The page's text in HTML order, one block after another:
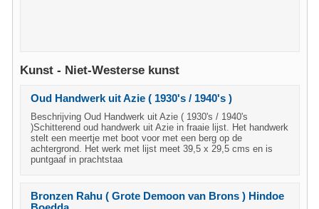
Kunst - Niet-Westerse kunst
Oud Handwerk uit Azie ( 1930's / 1940's )
Beschrijving Oud Handwerk uit Azie ( 1930's / 1940's
)Schitterend oud handwerk uit Azie in fraaie lijst. Het handwerk
stelt een meertje met boot voor met een berg op de
achtergrond. Het werk met lijst meet 39,5 x 29,5 cms en is
puntgaaf in prachtstaa
Bronzen Rahu ( Grote Demoon van Brons ) Hindoe